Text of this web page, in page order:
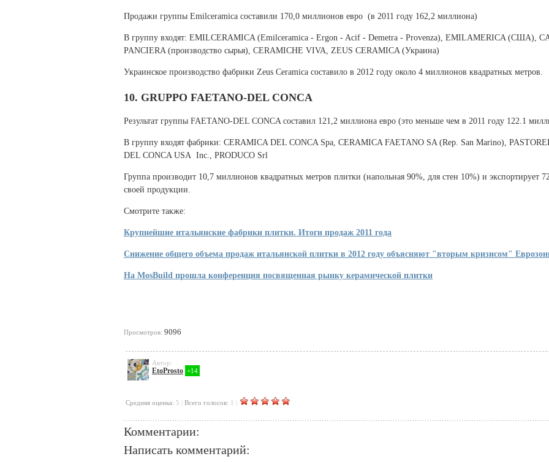
Продажи группы Emilceramica составили 170,0 миллионов евро (в 2011 году 162,2 миллиона)
В группу входят: EMILCERAMICA (Emilceramica - Ergon - Acif - Demetra - Provenza), EMILAMERICA (США),
PANCIERA (производство сырья), CERAMICHE VIVA, ZEUS CERAMICA (Украина)
Украинское производство фабрики Zeus Ceramica составило в 2012 году около 4 миллионов квадратных метров.
10. GRUPPO FAETANO-DEL CONCA
Результат группы FAETANO-DEL CONCA составил 121,2 миллиона евро (это меньше чем в 2011 году 122.1
В группу входят фабрики: CERAMICA DEL CONCA Spa, CERAMICA FAETANO SA (Rep. San Marino),
DEL CONCA USA Inc., PRODUCO Srl
Группа производит 10,7 миллионов квадратных метров плитки (напольная 90%, для стен 10%) и экспортирует
своей продукции.
Смотрите также:
Крупнейшие итальянские фабрики плитки. Итоги продаж 2011 года
Снижение общего объема продаж итальянской плитки в 2012 году объясняют "вторым кризисом"
На MosBuild прошла конференция посвященная рынку керамической плитки
Просмотров: 9096
Автор:
EtoProsto +14
Cредняя оценка: 5 Всего голосов: 1
Комментарии:
Написать комментарий: